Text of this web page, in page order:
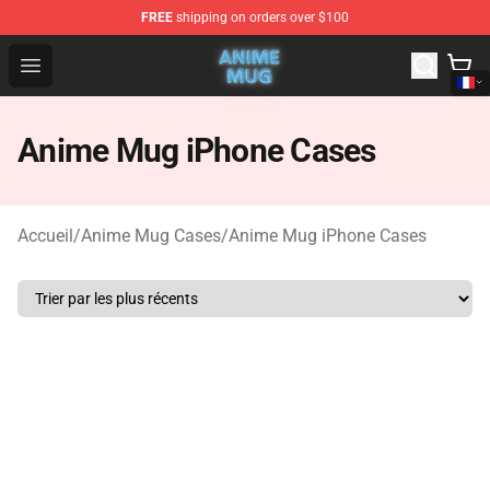
FREE shipping on orders over $100
Open menu
Anime Mug Shop - The Best Store of Anime Mug
Anime Mug iPhone Cases
Accueil/Anime Mug Cases/Anime Mug iPhone Cases